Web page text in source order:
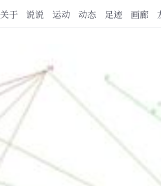
关于 说说 运动 动态 足迹 画廊